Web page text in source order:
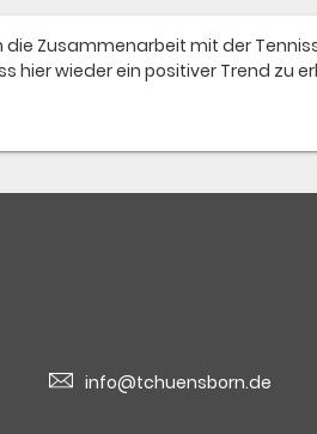
Zusammenarbeit mit der
hier wieder ein positiver Trend zu
info@tchuensborn.de